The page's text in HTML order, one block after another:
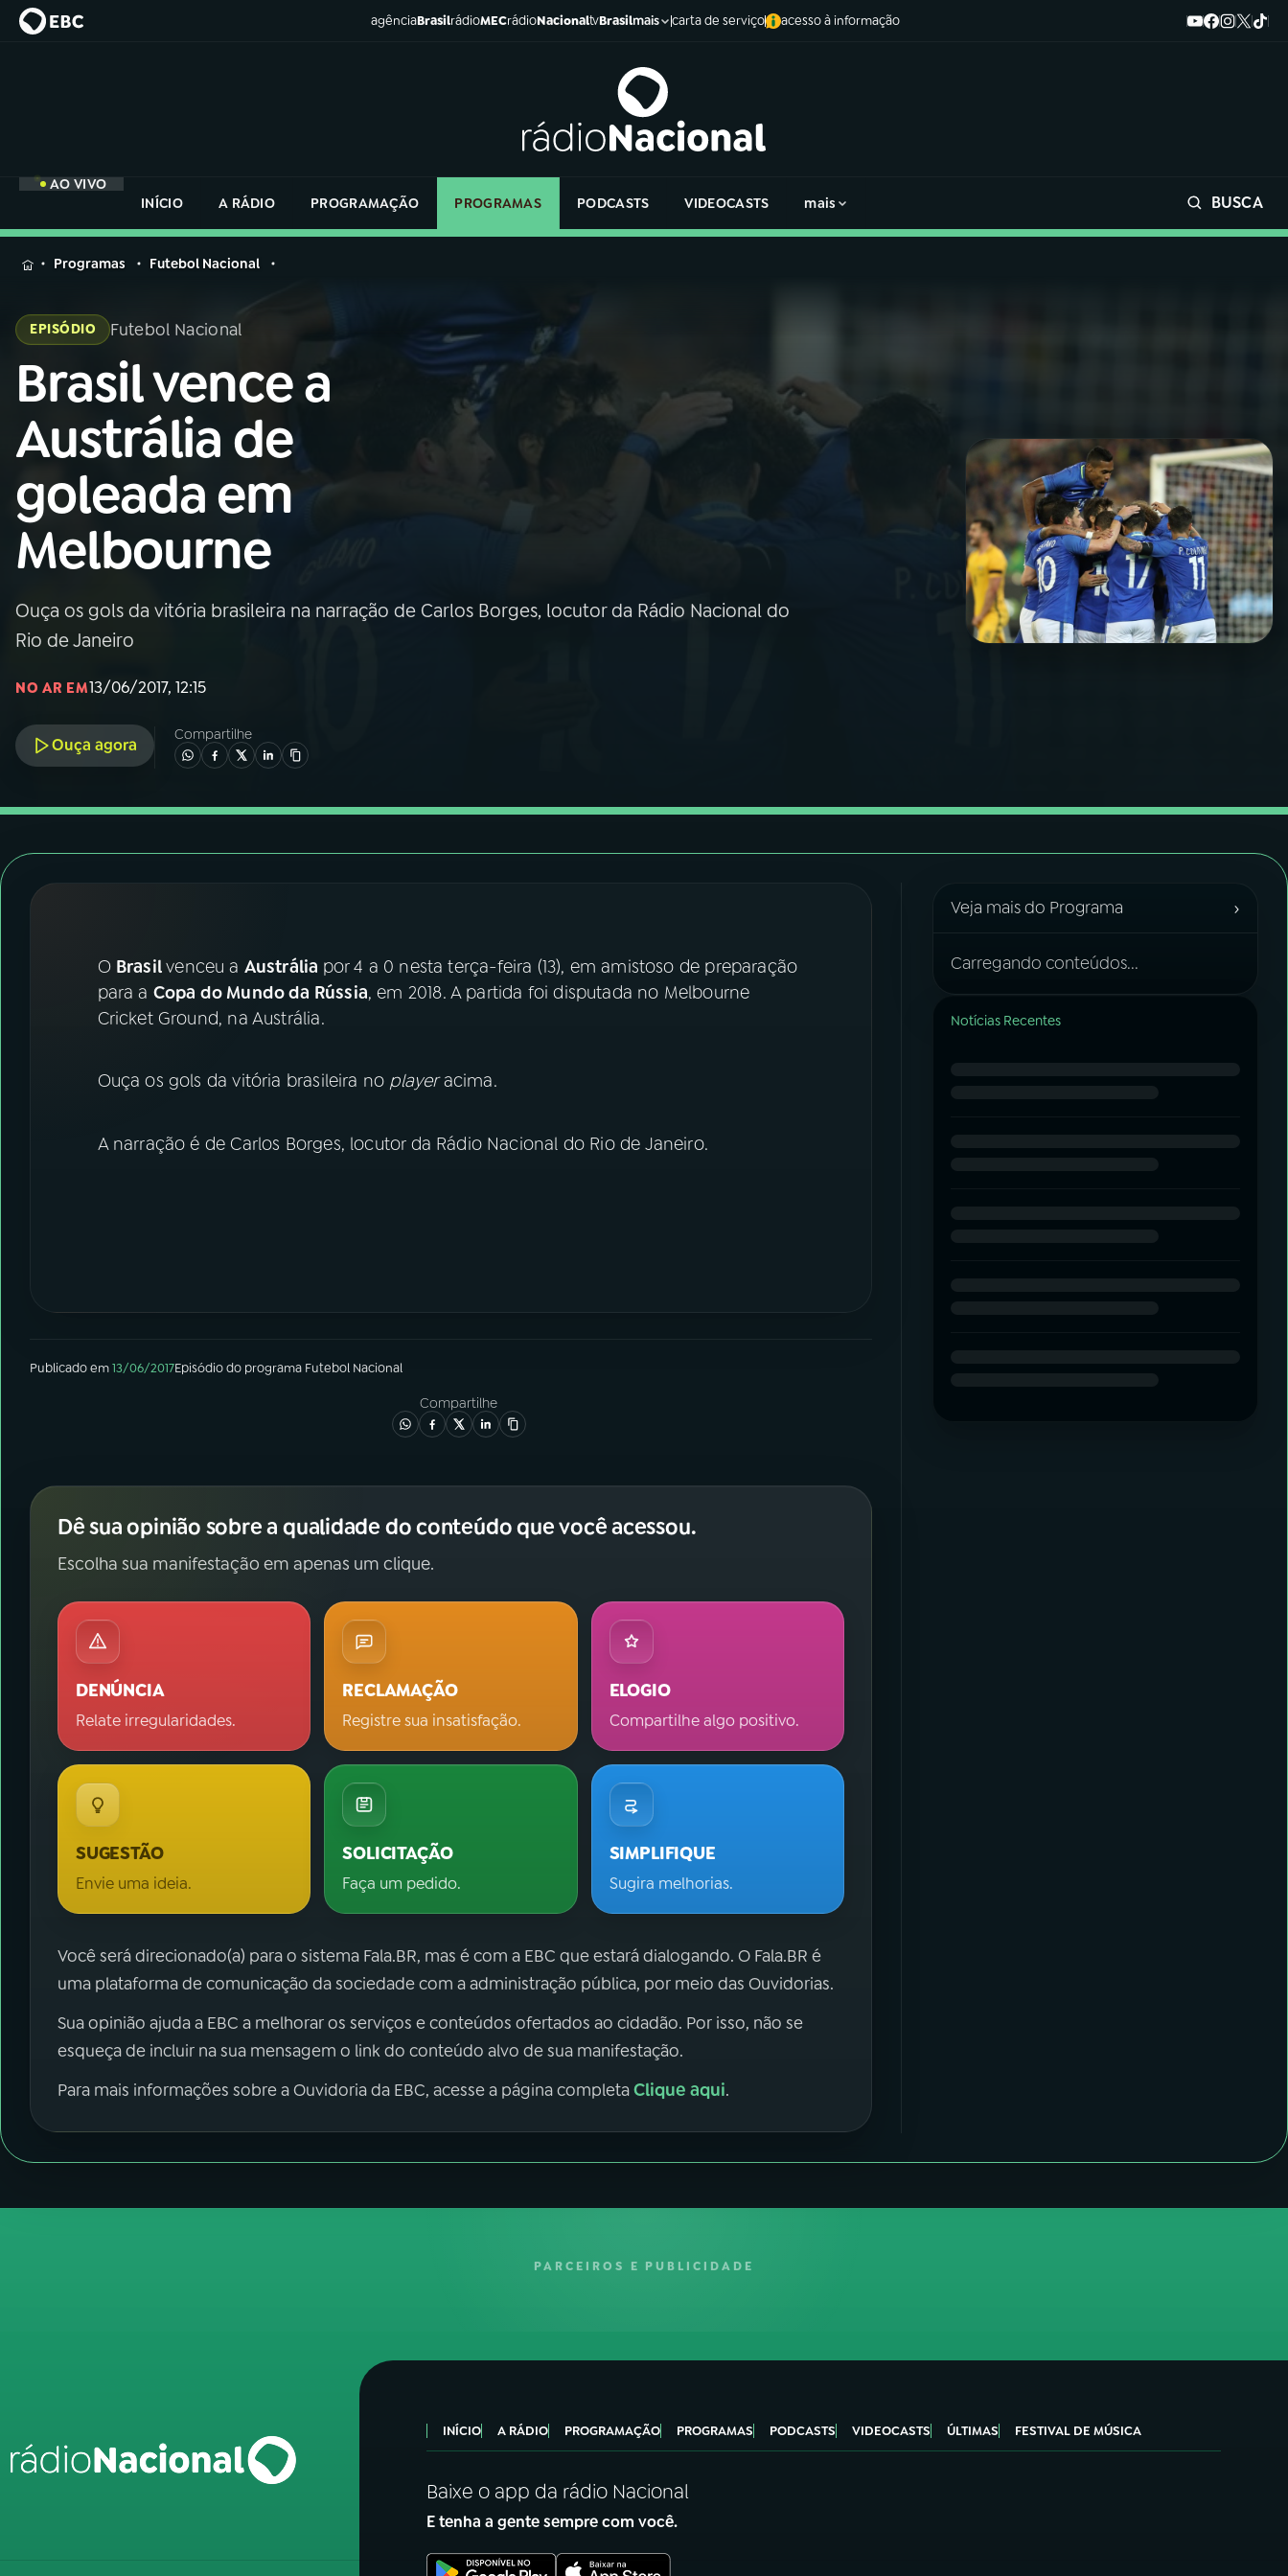
agênciaBrasilrádioMECrádioNacionaltvBrasilmais carta de serviço acesso à informação
AO VIVO
INÍCIO
A RÁDIO PROGRAMAÇÃO PROGRAMAS PODCASTS VIDEOCASTS mais BUSCA
MENU
Buscar
na
Rádio
Nacional
AO VIVO
01 INÍCIO
02A RÁDIO
03PROGRAMAÇÃO
ACOMPANHE A RÁDIO NACIONAL
YouTube Facebook
Instagram X
na
Rádio
Programas Futebol Nacional
EPISÓDIO Futebol Nacional
Brasil vence a
Austrália de
goleada em
Melbourne
Ouça os gols da vitória brasileira na narração de Carlos Borges, locutor da Rádio Nacional do
Rio de Janeiro
NO AR EM13/06/2017, 12:15
Ouça agora
Compartilhe
O Brasilvenceu a Austrália por 4 a 0 nesta terça-feira (13), em amistoso de preparação
para a Copa do Mundo da Rússia, em 2018. A partida foi disputada no Melbourne
Cricket Ground, na Austrália.
Ouça os gols da vitória brasileira no playeracima.
A narração é de Carlos Borges, locutor da Rádio Nacional do Rio de Janeiro.
Publicado em13/06/2017Episódiodo programa Futebol Nacional
Compartilhe
Dê sua opinião sobre a qualidade do conteúdo que você acessou.
Escolha sua manifestação em apenas um clique.
DENÚNCIA
Relate irregularidades.
RECLAMAÇÃO
Registre sua insatisfação.
ELOGIO
Compartilhe algo positivo.
SUGESTÃO
Envie uma ideia.
SOLICITAÇÃO
Faça um pedido.
SIMPLIFIQUE
Sugira melhorias.
Você será direcionado(a) para o sistema Fala.BR, mas é com a EBC que estará dialogando. O Fala.BR é
uma plataforma de comunicação da sociedade com a administração pública, por meio das Ouvidorias.
Sua opinião ajuda a EBC a melhorar os serviços e conteúdos ofertados ao cidadão. Por isso, não se
esqueça de incluir na sua mensagem o link do conteúdo alvo de sua manifestação.
Para mais informações sobre a Ouvidoria da EBC, acesse a página completaClique aqui.
Veja mais do Programa ›
Carregando conteúdos...
Notícias Recentes
PARCEIROS E PUBLICIDADE
INÍCIO A RÁDIO PROGRAMAÇÃO PROGRAMAS PODCASTS VIDEOCASTS ÚLTIMAS FESTIVAL DE MÚSICA
Baixe o app da rádio Nacional
E tenha a gente sempre com você.